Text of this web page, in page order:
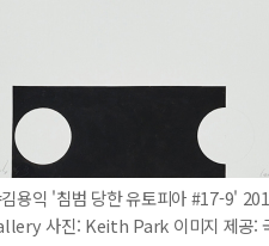
김용익 '침범 당한 유토피아 #17-
사진: Keith Park 이미지 제공: